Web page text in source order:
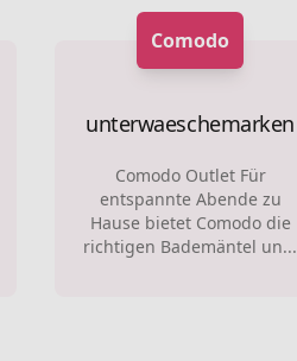
Comodo
unterwaeschemarken
Comodo Outlet Für
entspannte Abende zu
Hause bietet Comodo die
richtigen Bademäntel un...